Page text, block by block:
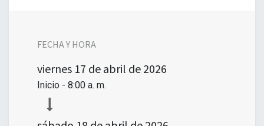
FECHA Y HORA
viernes 17 de abril de 2026
Inicio - 8:00 a. m.